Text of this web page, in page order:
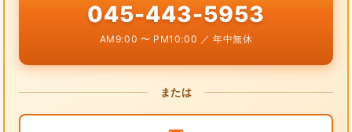
045-443-5953
AM9:00 〜 PM10:00 ／ 年中無休
または